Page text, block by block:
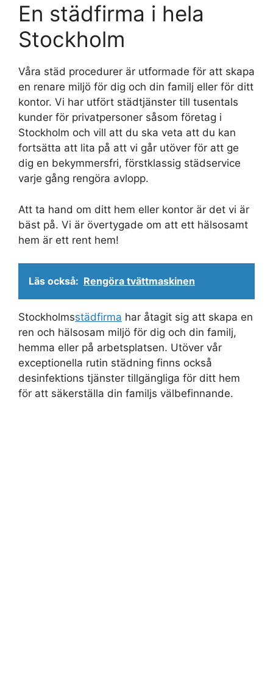
En städfirma i hela
Stockholm
Våra städ procedurer är utformade för att skapa
en renare miljö för dig och din familj eller för ditt
kontor. Vi har utfört städtjänster till tusentals
kunder för privatpersoner såsom företag i
Stockholm och vill att du ska veta att du kan
fortsätta att lita på att vi går utöver för att ge
dig en bekymmersfri, förstklassig städservice
varje gång rengöra avlopp.
Att ta hand om ditt hem eller kontor är det vi är
bäst på. Vi är övertygade om att ett hälsosamt
hem är ett rent hem!
Läs också: Rengöra tvättmaskinen
Stockholmsstädfirma har åtagit sig att skapa en
ren och hälsosam miljö för dig och din familj,
hemma eller på arbetsplatsen. Utöver vår
exceptionella rutin städning finns också
desinfektions tjänster tillgängliga för ditt hem
för att säkerställa din familjs välbefinnande.